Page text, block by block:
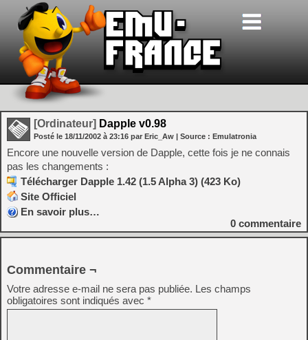
[Ordinateur] Dapple v0.98
Posté le 18/11/2002 à 23:16 par Eric_Aw | Source : Emulatronia
Encore une nouvelle version de Dapple, cette fois je ne connais
pas les changements :
Télécharger Dapple 1.42 (1.5 Alpha 3) (423 Ko)
Site Officiel
En savoir plus…
0 commentaire
Commentaire ¬
Votre adresse e-mail ne sera pas publiée. Les champs
obligatoires sont indiqués avec *